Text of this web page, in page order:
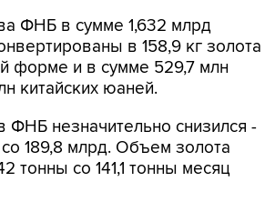
ФНБ в сумме 1,632 млрд
в 158,9 кг золота
форме и в сумме 529,7 млн
китайских юаней.
незначительно снизился -
189,8 млрд. Объем золота
тонны со 141,1 тонны месяц